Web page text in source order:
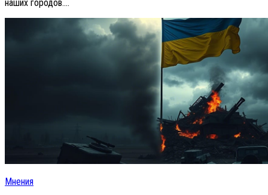
наших городов....
Мнения